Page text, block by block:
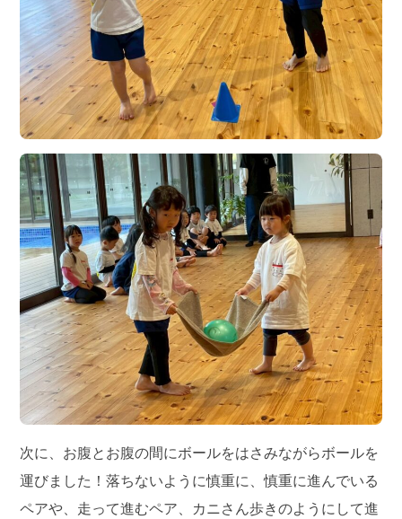
次に、お腹とお腹の間にボールをはさみながらボールを
運びました！落ちないように慎重に、慎重に進んでいる
ペアや、走って進むペア、カニさん歩きのようにして進